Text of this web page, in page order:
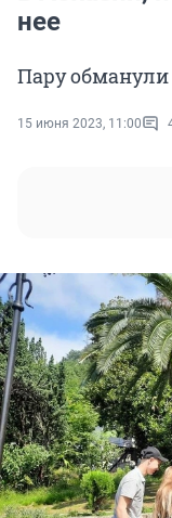
нее
Пару
15 июня 2023, 11:00